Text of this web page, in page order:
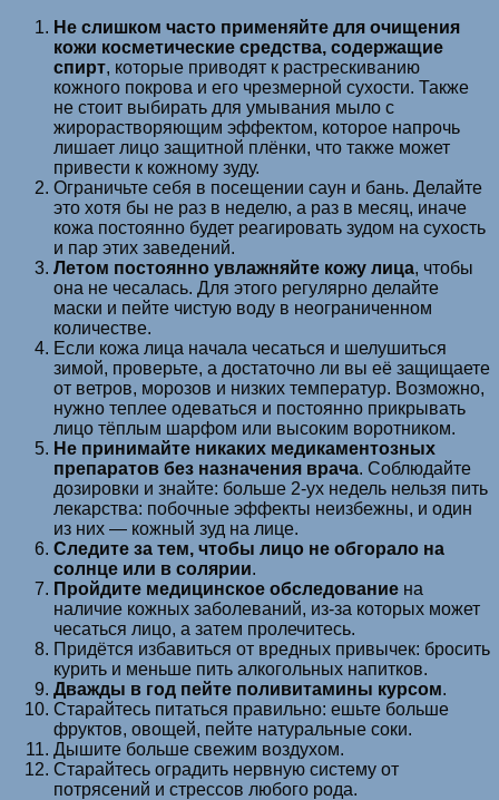
Не слишком часто применяйте для очищения
кожи косметические средства, содержащие
спирт, которые приводят к растрескиванию
кожного покрова и его чрезмерной сухости. Также
не стоит выбирать для умывания мыло с
жирорастворяющим эффектом, которое напрочь
лишает лицо защитной плёнки, что также может
привести к кожному зуду.
Ограничьте себя в посещении саун и бань. Делайте
это хотя бы не раз в неделю, а раз в месяц, иначе
кожа постоянно будет реагировать зудом на сухость
и пар этих заведений.
Летом постоянно увлажняйте кожу лица, чтобы
она не чесалась. Для этого регулярно делайте
маски и пейте чистую воду в неограниченном
количестве.
Если кожа лица начала чесаться и шелушиться
зимой, проверьте, а достаточно ли вы её защищаете
от ветров, морозов и низких температур. Возможно,
нужно теплее одеваться и постоянно прикрывать
лицо тёплым шарфом или высоким воротником.
Не принимайте никаких медикаментозных
препаратов без назначения врача. Соблюдайте
дозировки и знайте: больше 2-ух недель нельзя пить
лекарства: побочные эффекты неизбежны, и один
из них — кожный зуд на лице.
Следите за тем, чтобы лицо не обгорало на
солнце или в солярии.
Пройдите медицинское обследование на
наличие кожных заболеваний, из-за которых может
чесаться лицо, а затем пролечитесь.
Придётся избавиться от вредных привычек: бросить
курить и меньше пить алкогольных напитков.
Дважды в год пейте поливитамины курсом.
Старайтесь питаться правильно: ешьте больше
фруктов, овощей, пейте натуральные соки.
Дышите больше свежим воздухом.
Старайтесь оградить нервную систему от
потрясений и стрессов любого рода.